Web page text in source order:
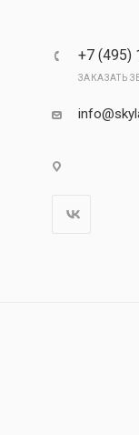
+7 (495)
ЗАКАЗАТЬ